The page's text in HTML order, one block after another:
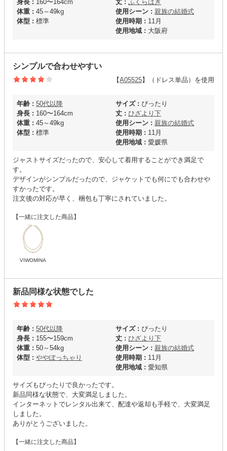
身長 : 160〜164cm
体重 : 45～49kg
体型 : 標準
丈 : ふくらはぎ
使用シーン : 親族の結婚式
使用時期 : 11月
使用地域 : 大阪府
シンプルで合わせやすい
【A05525】（ドレス単品）を使用
年齢 : 50代以降
身長 : 160〜164cm
体重 : 45～49kg
体型 : 標準
サイズ : ぴったり
丈 : ひざより下
使用シーン : 親族の結婚式
使用時期 : 11月
使用地域 : 愛媛県
ジャストサイズだったので、安心して着用することができ満足で
す。
デザインがシンプルだったので、ジャケットでも何にでも合わせや
すかったです。
注文後の対応が早く、梱包も丁寧にされていました。
【一緒に注文した商品】
VIWOMINA
新品同様な状態でした
年齢 : 50代以降
身長 : 155〜159cm
体重 : 50～54kg
体型 : ややぽっちゃり
サイズ : ぴったり
丈 : ひざより下
使用シーン : 親族の結婚式
使用時期 : 11月
使用地域 : 愛知県
サイズもぴったりで良かったです。
新品同様な状態で、大変満足しました。
インターネットでレンタル出来て、配達や返却も手軽で、大変満足
しました。
ありがとうございました。
【一緒に注文した商品】